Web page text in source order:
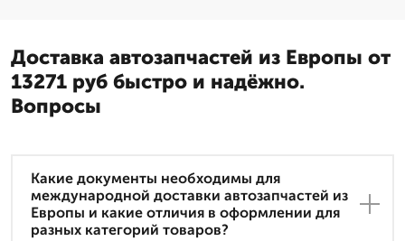
Доставка автозапчастей из Европы от
13271 руб быстро и надёжно.
Вопросы
Какие документы необходимы для
международной доставки автозапчастей из
Европы и какие отличия в оформлении для
разных категорий товаров?